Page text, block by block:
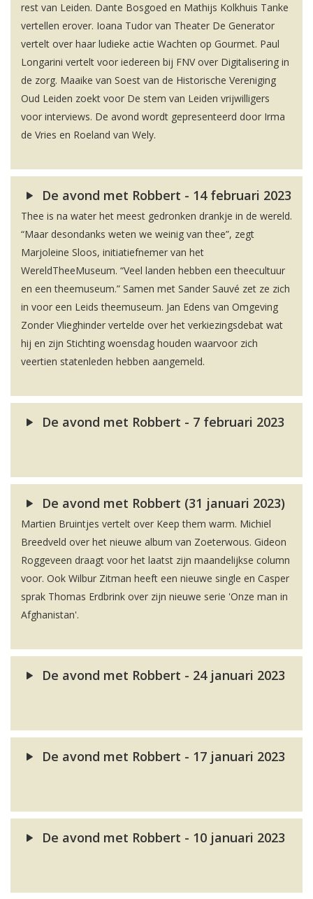
rest van Leiden. Dante Bosgoed en Mathijs Kolkhuis Tanke
vertellen erover. Ioana Tudor van Theater De Generator
vertelt over haar ludieke actie Wachten op Gourmet. Paul
Longarini vertelt voor iedereen bij FNV over Digitalisering in
de zorg. Maaike van Soest van de Historische Vereniging
Oud Leiden zoekt voor De stem van Leiden vrijwilligers
voor interviews. De avond wordt gepresenteerd door Irma
de Vries en Roeland van Wely.
De avond met Robbert - 14 februari 2023
Thee is na water het meest gedronken drankje in de wereld.
“Maar desondanks weten we weinig van thee”, zegt
Marjoleine Sloos, initiatiefnemer van het
WereldTheeMuseum. “Veel landen hebben een theecultuur
en een theemuseum.” Samen met Sander Sauvé zet ze zich
in voor een Leids theemuseum. Jan Edens van Omgeving
Zonder Vlieghinder vertelde over het verkiezingsdebat wat
hij en zijn Stichting woensdag houden waarvoor zich
veertien statenleden hebben aangemeld.
De avond met Robbert - 7 februari 2023
De avond met Robbert (31 januari 2023)
Martien Bruintjes vertelt over Keep them warm. Michiel
Breedveld over het nieuwe album van Zoeterwous. Gideon
Roggeveen draagt voor het laatst zijn maandelijkse column
voor. Ook Wilbur Zitman heeft een nieuwe single en Casper
sprak Thomas Erdbrink over zijn nieuwe serie 'Onze man in
Afghanistan'.
De avond met Robbert - 24 januari 2023
De avond met Robbert - 17 januari 2023
De avond met Robbert - 10 januari 2023